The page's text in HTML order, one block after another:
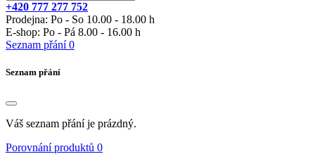
+420 777 277 752
Prodejna: Po - So 10.00 - 18.00 h
E-shop: Po - Pá 8.00 - 16.00 h
Seznam přání 0
Seznam přání
Váš seznam přání je prázdný.
Porovnání produktů 0